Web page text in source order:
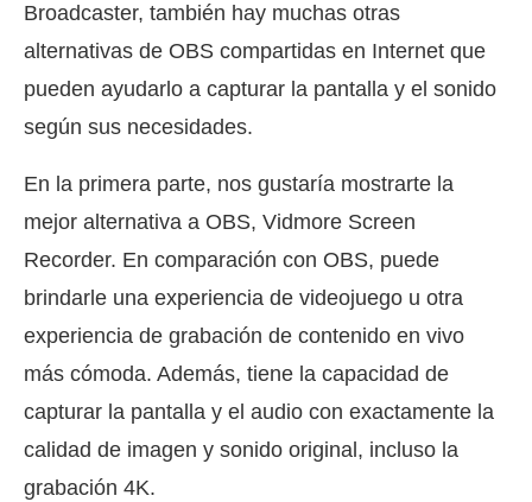
Broadcaster, también hay muchas otras
alternativas de OBS compartidas en Internet que
pueden ayudarlo a capturar la pantalla y el sonido
según sus necesidades.
En la primera parte, nos gustaría mostrarte la
mejor alternativa a OBS, Vidmore Screen
Recorder. En comparación con OBS, puede
brindarle una experiencia de videojuego u otra
experiencia de grabación de contenido en vivo
más cómoda. Además, tiene la capacidad de
capturar la pantalla y el audio con exactamente la
calidad de imagen y sonido original, incluso la
grabación 4K.